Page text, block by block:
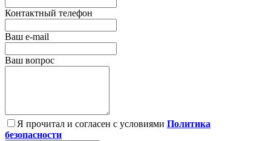
Контактный телефон
Ваш e-mail
Ваш вопрос
Я прочитал и согласен с условиями Политика
безопасности